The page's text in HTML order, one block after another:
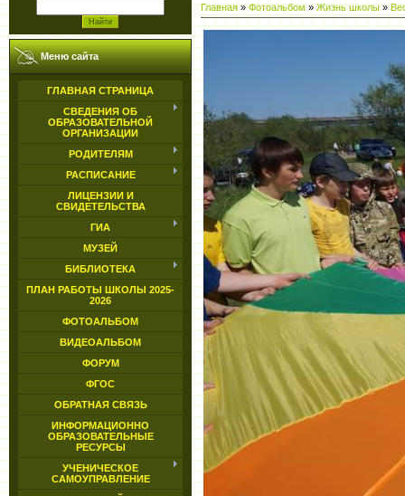
Меню сайта
ГЛАВНАЯ СТРАНИЦА
СВЕДЕНИЯ ОБ
ОБРАЗОВАТЕЛЬНОЙ
ОРГАНИЗАЦИИ
РОДИТЕЛЯМ
РАСПИСАНИЕ
ЛИЦЕНЗИИ И
СВИДЕТЕЛЬСТВА
ГИА
МУЗЕЙ
БИБЛИОТЕКА
ПЛАН РАБОТЫ ШКОЛЫ 2025-
2026
ФОТОАЛЬБОМ
ВИДЕОАЛЬБОМ
ФОРУМ
ФГОС
ОБРАТНАЯ СВЯЗЬ
ИНФОРМАЦИОННО
ОБРАЗОВАТЕЛЬНЫЕ
РЕСУРСЫ
УЧЕНИЧЕСКОЕ
САМОУПРАВЛЕНИЕ
Главная»Фотоальбом»Жизнь школы»